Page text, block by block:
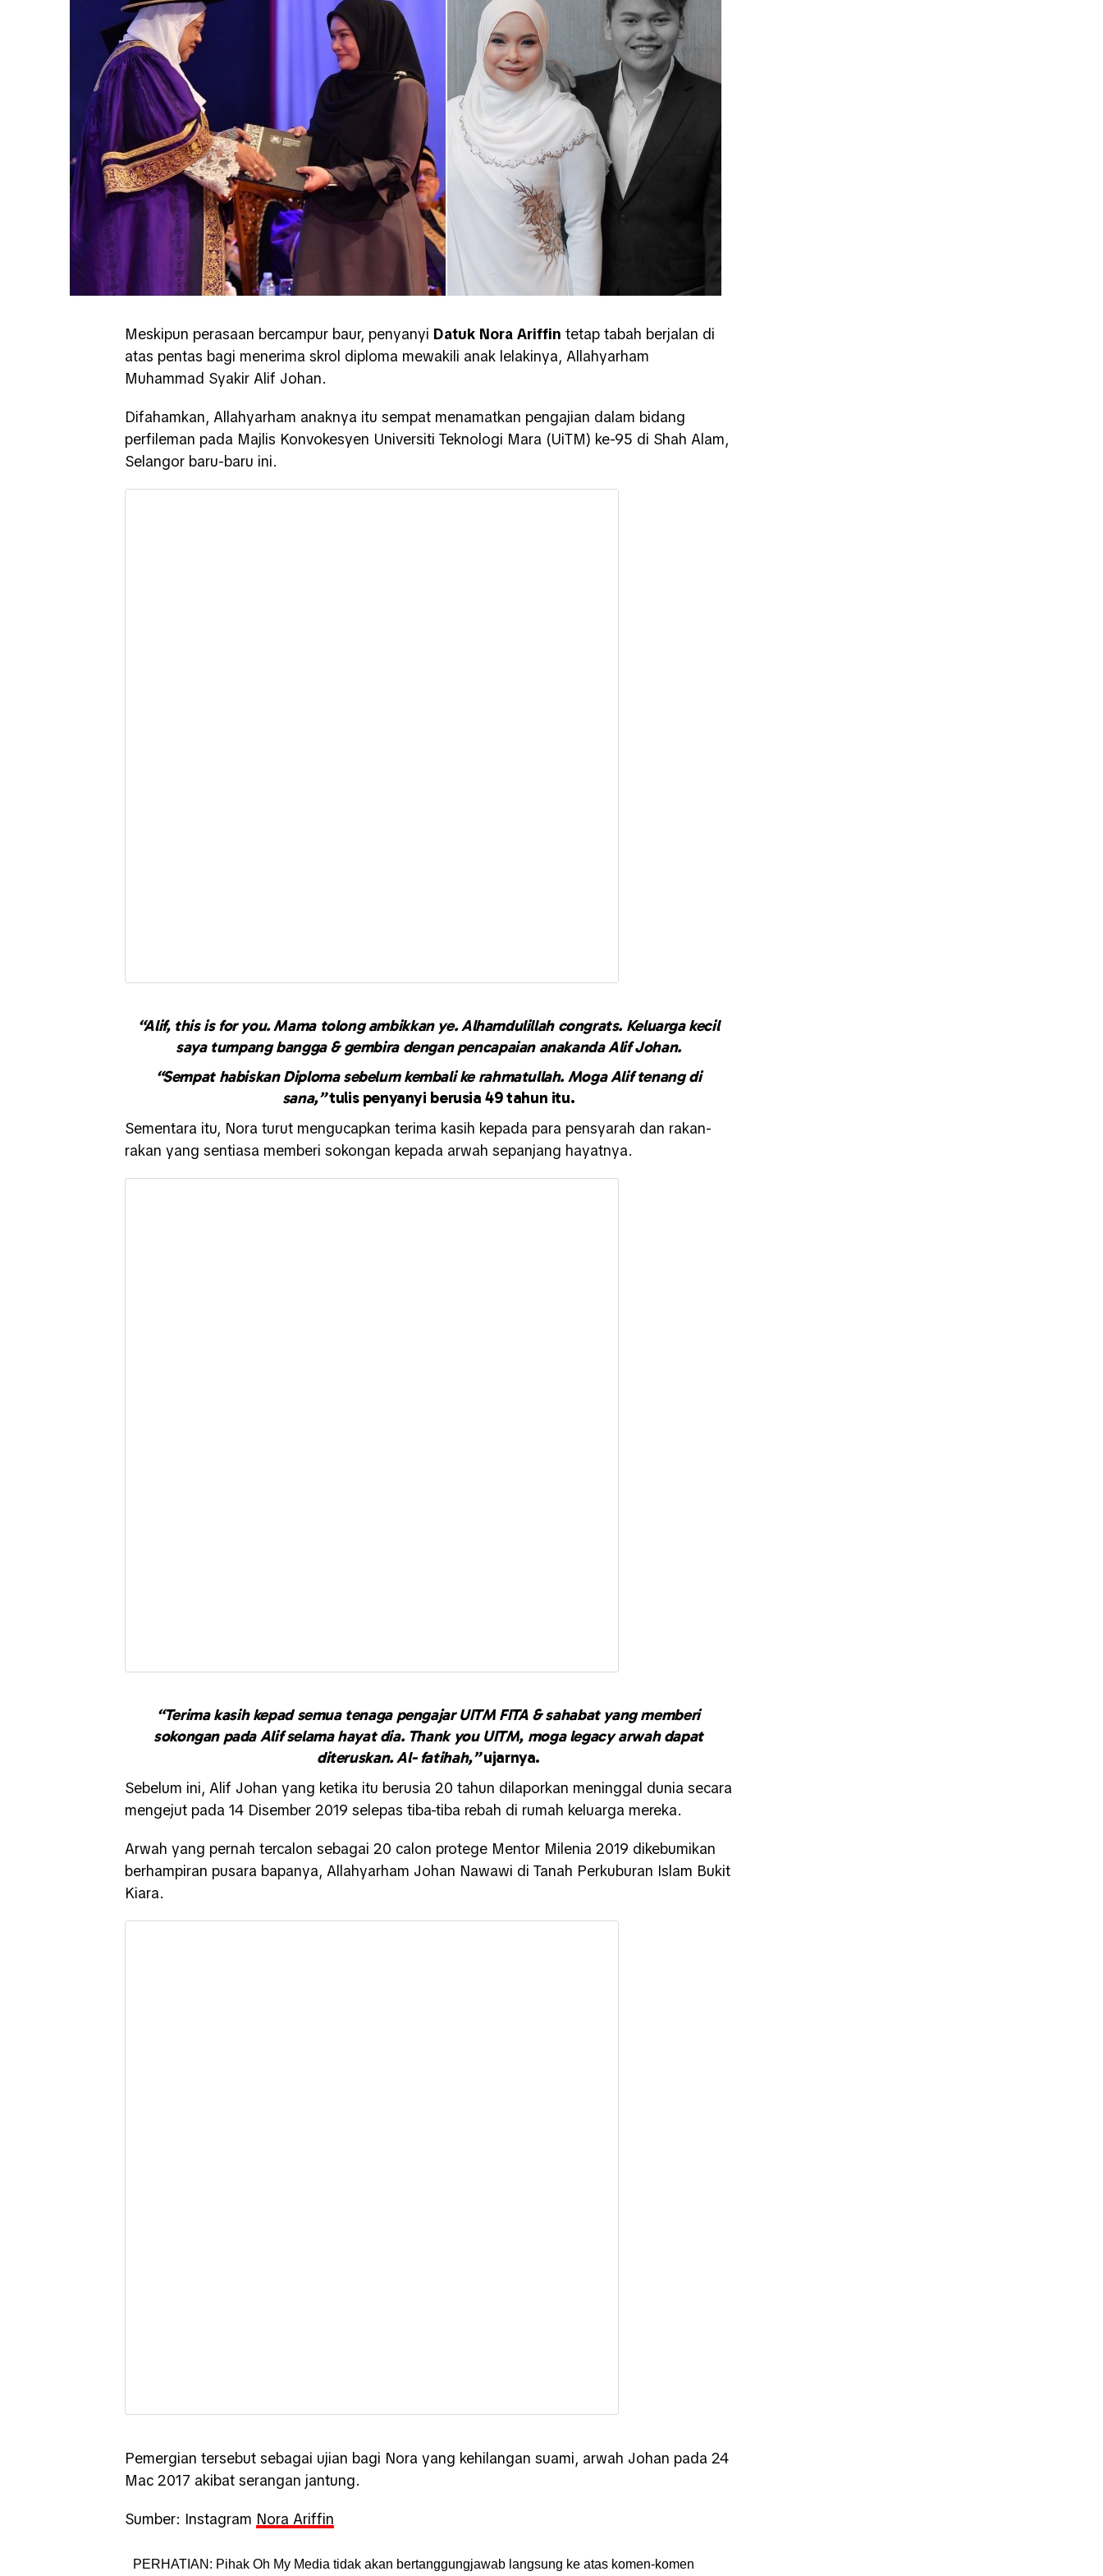
Meskipun perasaan bercampur baur, penyanyi Datuk Nora Ariffin tetap tabah berjalan di
atas pentas bagi menerima skrol diploma mewakili anak lelakinya, Allahyarham
Muhammad Syakir Alif Johan.
Difahamkan, Allahyarham anaknya itu sempat menamatkan pengajian dalam bidang
perfileman pada Majlis Konvokesyen Universiti Teknologi Mara (UiTM) ke-95 di Shah Alam,
Selangor baru-baru ini.
“Alif, this is for you. Mama tolong ambikkan ye. Alhamdulillah congrats. Keluarga kecil
saya tumpang bangga & gembira dengan pencapaian anakanda Alif Johan.
“Sempat habiskan Diploma sebelum kembali ke rahmatullah.Moga Alif tenang di
sana,”tulis penyanyi berusia 49 tahun itu.
Sementara itu, Nora turut mengucapkan terima kasih kepada para pensyarah dan rakan-
rakan yang sentiasa memberi sokongan kepada arwah sepanjang hayatnya.
“Terima kasih kepad semua tenaga pengajar UITM FITA & sahabat yang memberi
sokongan pada Alif selama hayat dia. Thank you UITM, moga legacy arwah dapat
diteruskan. Al- fatihah,”ujarnya.
Sebelum ini, Alif Johan yang ketika itu berusia 20 tahun dilaporkan meninggal dunia secara
mengejut pada 14 Disember 2019 selepas tiba-tiba rebah di rumah keluarga mereka.
Arwah yang pernah tercalon sebagai 20 calon protege Mentor Milenia 2019 dikebumikan
berhampiran pusara bapanya, Allahyarham Johan Nawawi di Tanah Perkuburan Islam Bukit
Kiara.
Pemergian tersebut sebagai ujian bagi Nora yang kehilangan suami, arwah Johan pada 24
Mac 2017 akibat serangan jantung.
Sumber: Instagram Nora Ariffin
PERHATIAN: Pihak Oh My Media tidak akan bertanggungjawab langsung ke atas komen-komen